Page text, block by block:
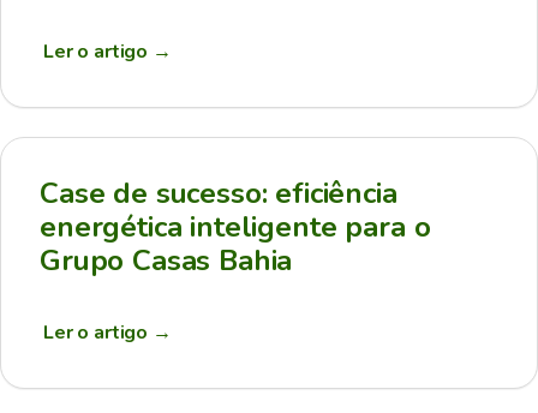
Ler o artigo →
Case de sucesso: eficiência
energética inteligente para o
Grupo Casas Bahia
Ler o artigo →